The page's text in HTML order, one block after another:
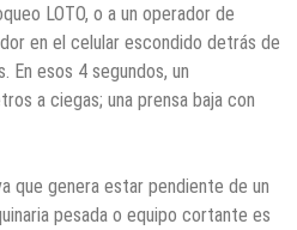
LOTO, o a un operador de
en el celular escondido detrás de
En esos 4 segundos, un
a ciegas; una prensa baja con
que genera estar pendiente de un
pesada o equipo cortante es